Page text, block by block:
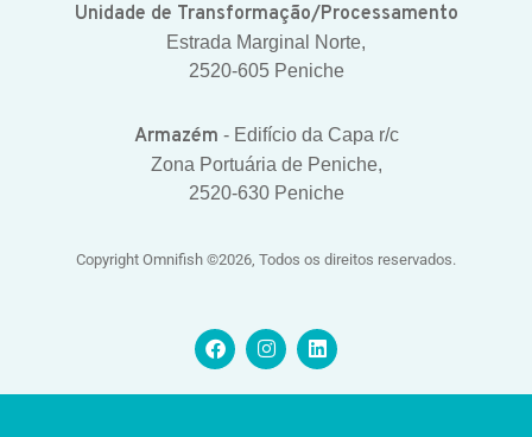
Unidade de Transformação/Processamento
Estrada Marginal Norte,
2520-605 Peniche
Armazém - Edifício da Capa r/c
Zona Portuária de Peniche,
2520-630 Peniche
Copyright Omnifish ©2026, Todos os direitos reservados.